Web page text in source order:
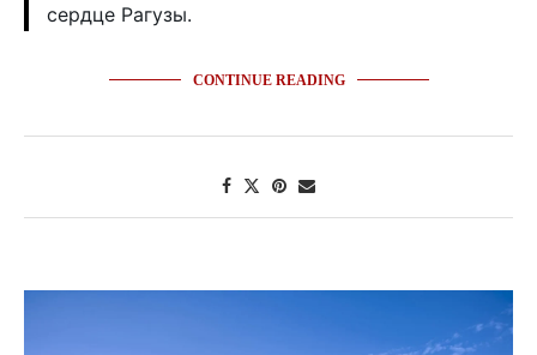
сердце Рагузы.
CONTINUE READING